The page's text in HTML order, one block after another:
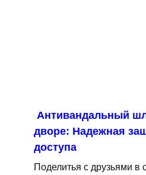
Антивандальный
дворе: Надежная
доступа
Поделитья с друзьями в